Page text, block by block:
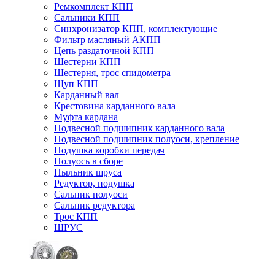
Ремкомплект КПП
Сальники КПП
Синхронизатор КПП, комплектующие
Фильтр масляный АКПП
Цепь раздаточной КПП
Шестерни КПП
Шестерня, трос спидометра
Щуп КПП
Карданный вал
Крестовина карданного вала
Муфта кардана
Подвесной подшипник карданного вала
Подвесной подшипник полуоси, крепление
Подушка коробки передач
Полуось в сборе
Пыльник шруса
Редуктор, подушка
Сальник полуоси
Сальник редуктора
Трос КПП
ШРУС